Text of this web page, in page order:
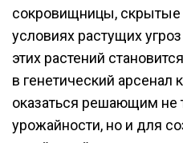
сокровищницы, скрытые
условиях растущих
этих растений
в генетический арсенал
оказаться решающим не
урожайности, но и для